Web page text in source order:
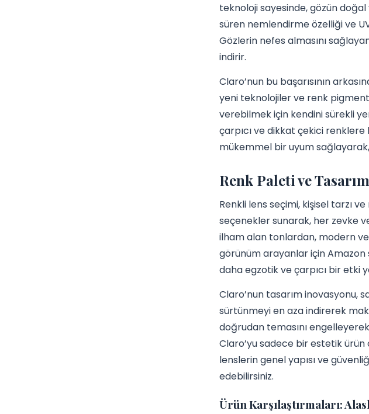
teknoloji sayesinde, gözün
süren nemlendirme özelliği ve
Gözlerin nefes almasını
indirir.
Claro’nun bu başarısının
yeni teknolojiler ve renk
verebilmek için kendini sürekli
çarpıcı ve dikkat çekici
mükemmel bir uyum
Renk Paleti ve
Renkli lens seçimi, kişisel tarzı
seçenekler sunarak, her zevke
ilham alan tonlardan, modern
görünüm arayanlar için Amazon
daha egzotik ve çarpıcı bir etki
Claro’nun tasarım inovasyonu,
sürtünmeyi en aza indirerek
doğrudan temasını
Claro’yu sadece bir estetik ürün
lenslerin genel yapısı ve
edebilirsiniz.
Ürün Karşılaştırmaları: